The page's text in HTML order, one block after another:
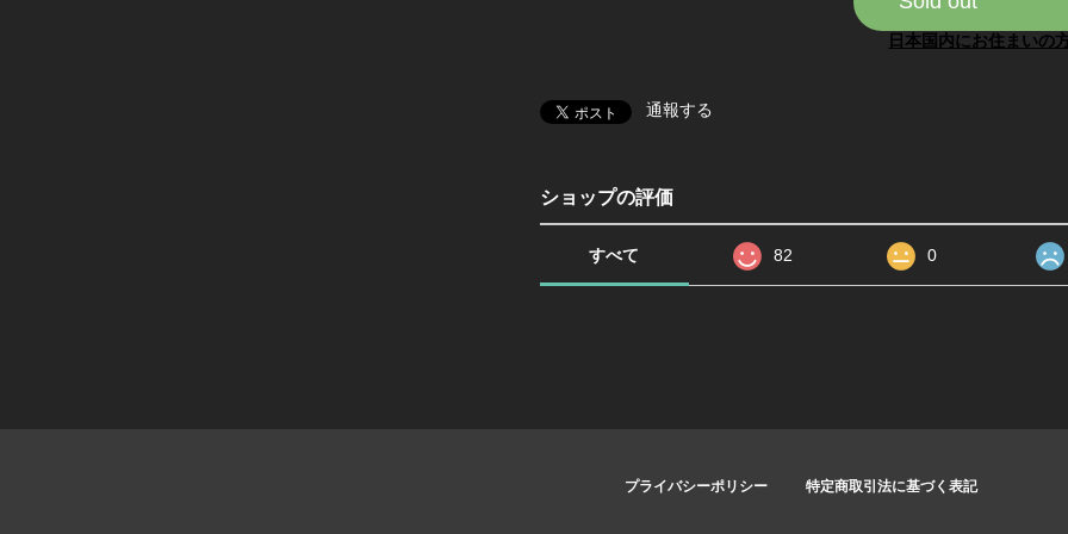
日本国内にお住まいの
通報する
ショップの評価
すべて 82 0
プライバシーポリシー 特定商取引法に基づく表記